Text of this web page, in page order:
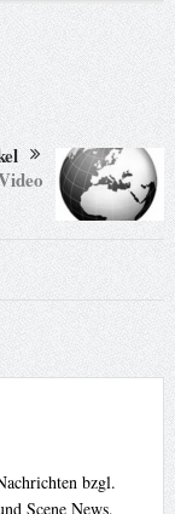
bzgl.
Scene News.